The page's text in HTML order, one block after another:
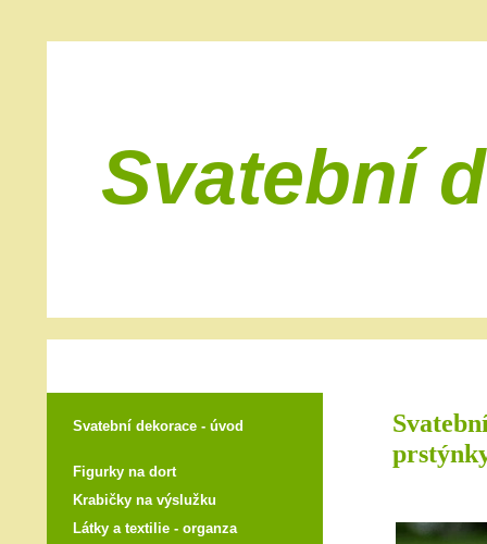
Svatební
Svatební dekorace - úvod
Figurky na dort
Krabičky na výslužku
Látky a textilie - organza